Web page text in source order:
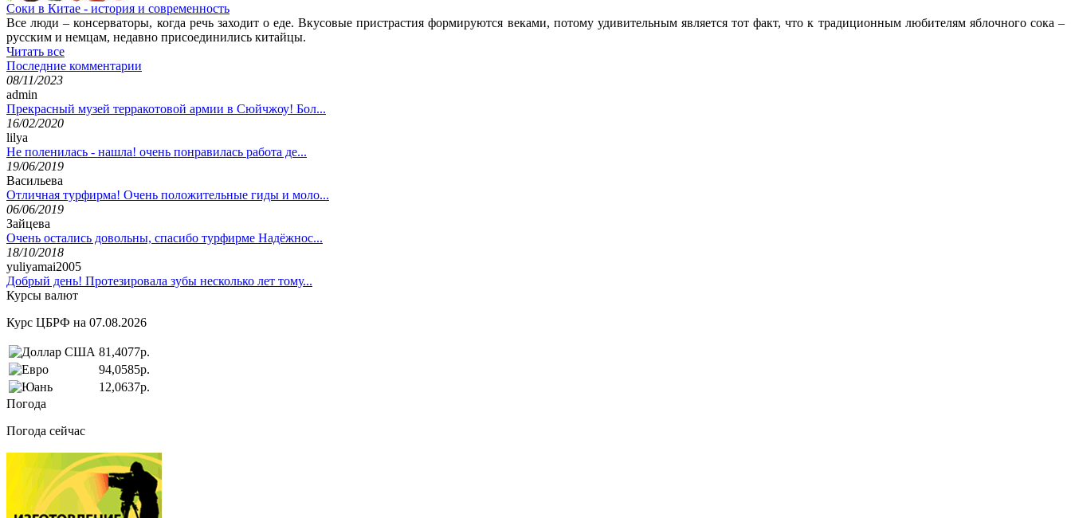
Соки в Китае - история и современность
Все люди – консерваторы, когда речь заходит о еде. Вкусовые пристрастия формируются веками, потому удивительным является тот факт, что к традиционным любителям яблочного сока –
русским и немцам, недавно присоединились китайцы.
Читать все
Последние комментарии
08/11/2023
admin
Прекрасный музей терракотовой армии в Сюйчжоу! Бол...
16/02/2020
lilya
Не поленилась - нашла! очень понравилась работа де...
19/06/2019
Васильева
Отличная турфирма! Очень положительные гиды и моло...
06/06/2019
Зайцева
Очень остались довольны, спасибо турфирме Надёжнос...
18/10/2018
yuliyamai2005
Добрый день! Протезировала зубы несколько лет тому...
Курсы валют
Курс ЦБРФ на 07.08.2026
81,4077р.
94,0585р.
12,0637р.
Погода
Погода сейчас